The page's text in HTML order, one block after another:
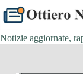
al
contenuto
Notizie aggiornate,